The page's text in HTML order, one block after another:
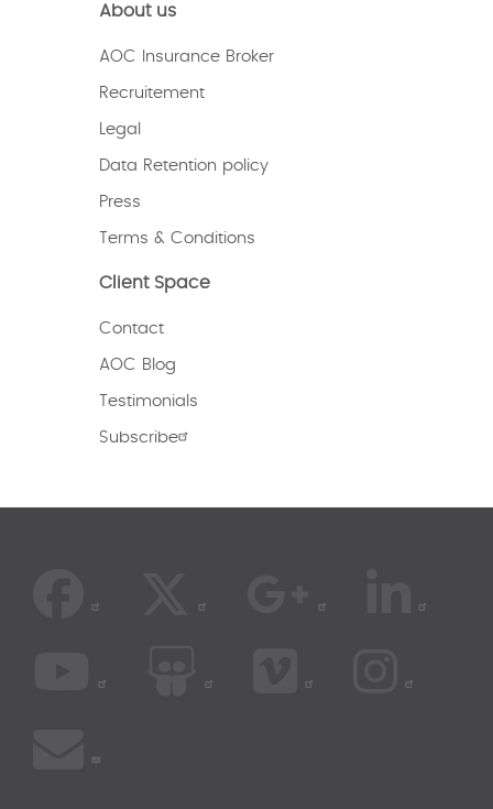
About us
AOC Insurance Broker
Recruitement
Legal
Data Retention policy
Press
Terms & Conditions
Client Space
Contact
AOC Blog
Testimonials
Subscribe